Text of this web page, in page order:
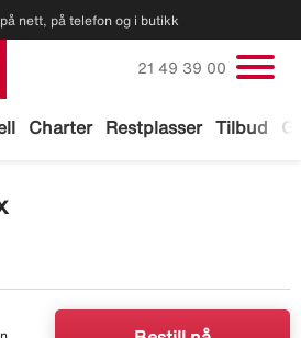
nett, på telefon og i butikk
Charter Restplasser Tilbud
Ring oss på
21 49 39 00